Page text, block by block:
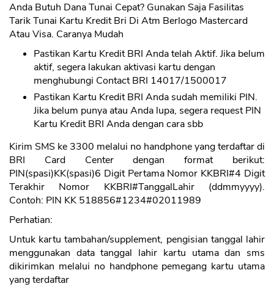
Anda Butuh Dana Tunai Cepat? Gunakan Saja Fasilitas
Tarik Tunai Kartu Kredit Bri Di Atm Berlogo Mastercard
Atau Visa. Caranya Mudah
Pastikan Kartu Kredit BRI Anda telah Aktif. Jika belum
aktif, segera lakukan aktivasi kartu dengan
menghubungi Contact BRI 14017/1500017
Pastikan Kartu Kredit BRI Anda sudah memiliki PIN.
Jika belum punya atau Anda lupa, segera request PIN
Kartu Kredit BRI Anda dengan cara sbb
Kirim SMS ke 3300 melalui no handphone yang terdaftar di
BRI Card Center dengan format berikut:
PIN(spasi)KK(spasi)6 Digit Pertama Nomor KKBRI#4 Digit
Terakhir Nomor KKBRI#TanggalLahir (ddmmyyyy).
Contoh: PIN KK 518856#1234#02011989
Perhatian:
Untuk kartu tambahan/supplement, pengisian tanggal lahir
menggunakan data tanggal lahir kartu utama dan sms
dikirimkan melalui no handphone pemegang kartu utama
yang terdaftar